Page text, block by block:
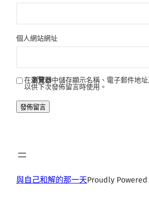
個人網站網址
在瀏覽器中儲存顯示名稱、電子郵件地
以供下次發佈留言時使用。
與自己和解的那一天Proudly